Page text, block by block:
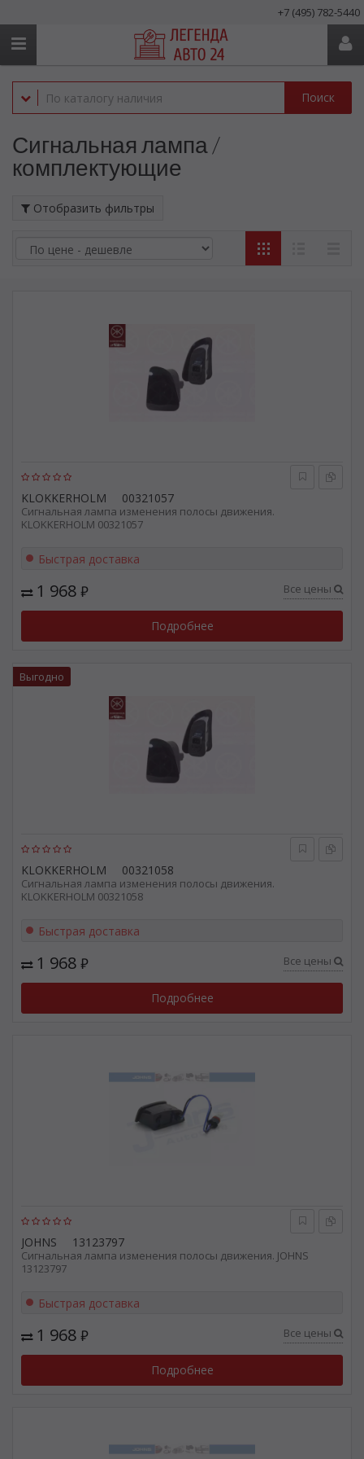
+7 (495) 782-5440
Поиск
Сигнальная лампа /
комплектующие
Отобразить фильтры
KLOKKERHOLM 00321057
Сигнальная лампа изменения полосы движения.
KLOKKERHOLM 00321057
Быстрая доставка
1 968 ₽ Все цены
Подробнее
KLOKKERHOLM 00321058
Сигнальная лампа изменения полосы движения.
KLOKKERHOLM 00321058
Выгодно
Быстрая доставка
1 968 ₽ Все цены
Подробнее
JOHNS 13123797
Сигнальная лампа изменения полосы движения. JOHNS
13123797
Быстрая доставка
1 968 ₽ Все цены
Подробнее